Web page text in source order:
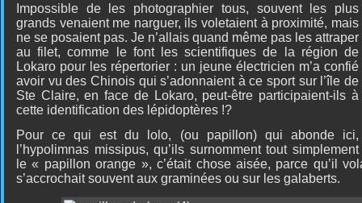
Impossible de les photographier tous, souvent les plus
grands venaient me narguer, ils voletaient à proximité, mais
ne se posaient pas. Je n’allais quand même pas les attraper
au filet, comme le font les scientifiques de la région de
Lokaro pour les répertorier : un jeune électricien m’a confié
avoir vu des Chinois qui s’adonnaient à ce sport sur l’île de
Ste Claire, en face de Lokaro, peut-être participaient-ils à
cette identification des lépidoptères !?
Pour ce qui est du lolo, (ou papillon) qui abonde ici,
l’hypolimnas missipus, qu’ils surnomment tout simplement
le « papillon orange », c’était chose aisée, parce qu’il
s’accrochait souvent aux graminées ou sur les galaberts.